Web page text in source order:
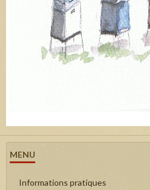
MENU
Informations pratiques